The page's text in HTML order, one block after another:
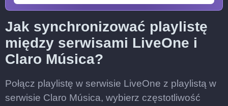
Jak synchronizować playlistę
między serwisami LiveOne i
Claro Música?
Połącz playlistę w serwisie LiveOne z playlistą w
serwisie Claro Música, wybierz częstotliwość